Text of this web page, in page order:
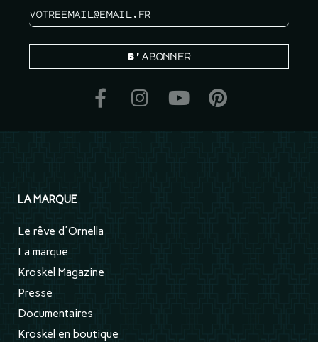
S'abonner
LA MARQUE
Le rêve d'Ornella
La marque
Kroskel Magazine
Presse
Documentaires
Kroskel en boutique